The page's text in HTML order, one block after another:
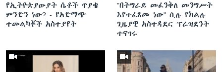
የኢትዮጵያውያት ሴቶች ጥያቄ
ምንድን ነው? - የአድማጭ
ተመልካቾች አስተያየት
"በትግራይ መፈንቅለ መንግሥት
እየተፈጸመ ነው" ሲሉ የክልሉ
ጊዜያዊ አስተዳደር ፕሬዝደንት
ተናገሩ